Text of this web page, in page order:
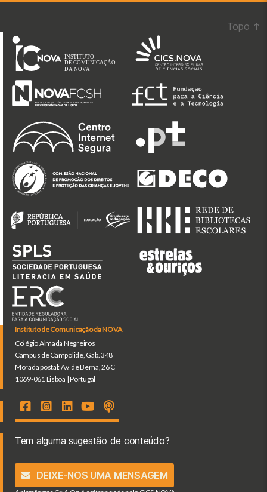
Topo ↑
Instituto de Comunicação da NOVA
Colégio Almada Negreiros
Campus de Campolide, Gab. 348
Morada postal: Av. de Berna, 26 C
1069-061 Lisboa | Portugal
Tem alguma sugestão de conteúdo?
DEIXE-NOS UMA MENSAGEM